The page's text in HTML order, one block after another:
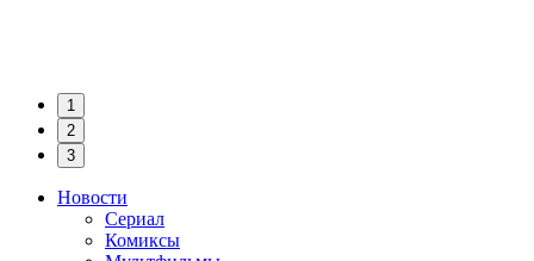
1
2
3
Новости
Сериал
Комиксы